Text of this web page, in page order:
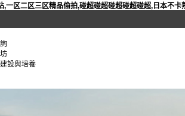
区二区三区精品偷拍,碰超碰超碰超碰超碰超,日本不
設與培養